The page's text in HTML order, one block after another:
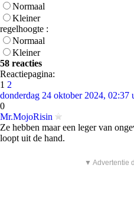
Normaal
Kleiner
regelhoogte :
Normaal
Kleiner
58 reacties
Reactiepagina:
1 2
donderdag 24 oktober 2024, 02:37
0
Mr.MojoRisin
Ze hebben maar een leger van
loopt uit de hand.
▼ Advertentie